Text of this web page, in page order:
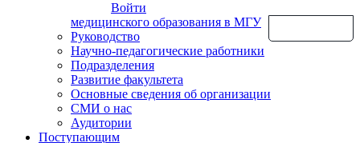
Войти
медицинского образования в МГУ
Руководство
Научно-педагогические работники
Подразделения
Развитие факультета
Основные сведения об организации
СМИ о нас
Аудитории
Поступающим